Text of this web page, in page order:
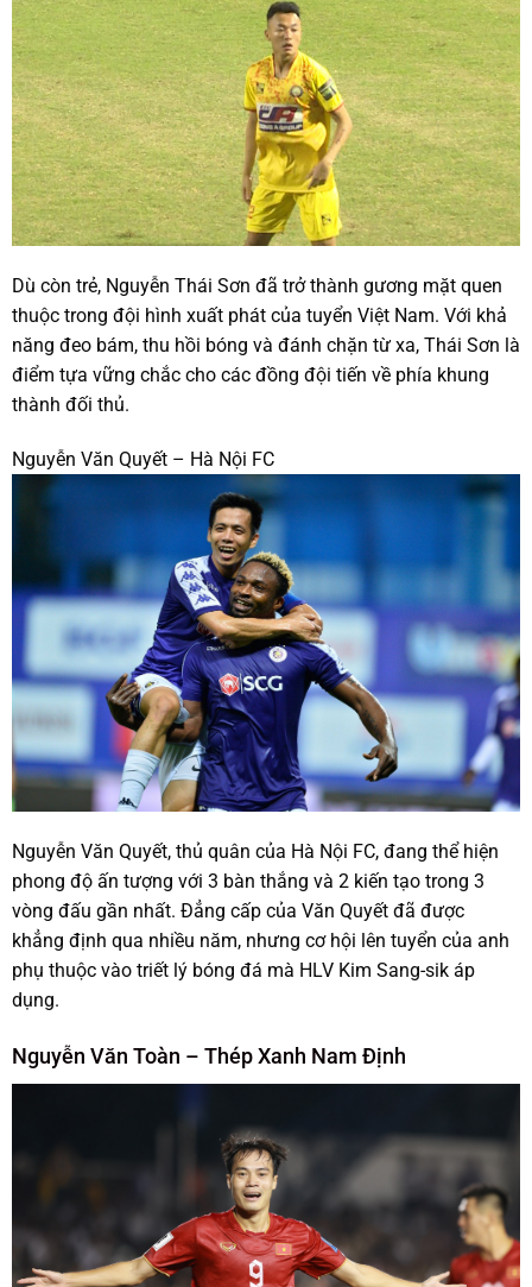
Dù còn trẻ, Nguyễn Thái Sơn đã trở thành gương mặt quen
thuộc trong đội hình xuất phát của tuyển Việt Nam. Với khả
năng đeo bám, thu hồi bóng và đánh chặn từ xa, Thái Sơn là
điểm tựa vững chắc cho các đồng đội tiến về phía khung
thành đối thủ.
Nguyễn Văn Quyết – Hà Nội FC
Nguyễn Văn Quyết, thủ quân của Hà Nội FC, đang thể hiện
phong độ ấn tượng với 3 bàn thắng và 2 kiến tạo trong 3
vòng đấu gần nhất. Đẳng cấp của Văn Quyết đã được
khẳng định qua nhiều năm, nhưng cơ hội lên tuyển của anh
phụ thuộc vào triết lý bóng đá mà HLV Kim Sang-sik áp
dụng.
Nguyễn Văn Toàn – Thép Xanh Nam Định